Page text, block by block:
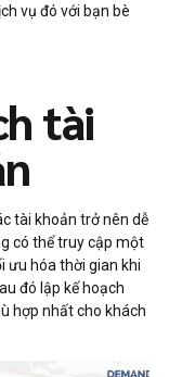
vụ đó với bạn bè
tài
tài khoản trở nên dễ
có thể truy cập một
ưu hóa thời gian khi
đó lập kế hoạch
hợp nhất cho khách